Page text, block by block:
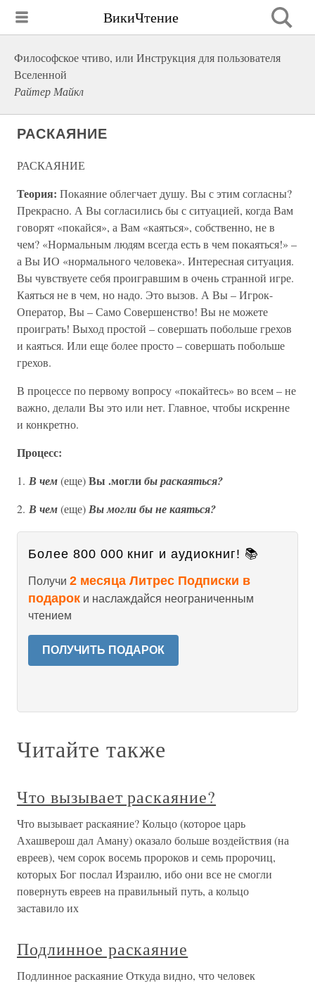
ВикиЧтение
Философское чтиво, или Инструкция для пользователя
Вселенной
Райтер Майкл
РАСКАЯНИЕ
РАСКАЯНИЕ
Теория: Покаяние облегчает душу. Вы с этим согласны?
Прекрасно. А Вы согласились бы с ситуацией, когда Вам
говорят «покайся», а Вам «каяться», собственно, не в
чем? «Нормальным людям всегда есть в чем покаяться!» –
а Вы ИО «нормального человека». Интересная ситуация.
Вы чувствуете себя проигравшим в очень странной игре.
Каяться не в чем, но надо. Это вызов. А Вы – Игрок-
Оператор, Вы – Само Совершенство! Вы не можете
проиграть! Выход простой – совершать побольше грехов
и каяться. Или еще более просто – совершать побольше
грехов.
В процессе по первому вопросу «покайтесь» во всем – не
важно, делали Вы это или нет. Главное, чтобы искренне
и конкретно.
Процесс:
1. В чем(еще)Вы .моглибы раскаяться?
2. В чем(еще)Вы могли бы не каяться?
Более 800 000 книг и аудиокниг! 📚
Получи 2 месяца Литрес Подписки в
подарок и наслаждайся неограниченным
чтением
ПОЛУЧИТЬ ПОДАРОК
Читайте также
Что вызывает раскаяние?
Что вызывает раскаяние? Кольцо (которое царь
Ахашверош дал Аману) оказало больше воздействия (на
евреев), чем сорок восемь пророков и семь пророчиц,
которых Бог послал Израилю, ибо они все не смогли
повернуть евреев на правильный путь, а кольцо
заставило их
Подлинное раскаяние
Подлинное раскаяние Откуда видно, что человек